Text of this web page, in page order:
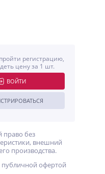
регистрацию,
цену за 1 шт.
ВОЙТИ
право без
внешний
производства.
публичной офертой